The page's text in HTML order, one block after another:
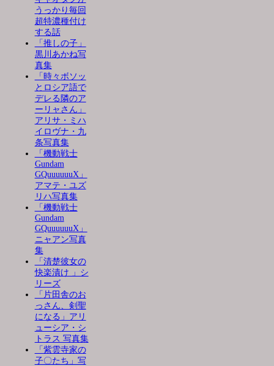
うっかり毎回
超特濃種付け
する話
「推しの子」
黒川あかね写
真集
「時々ボソッ
とロシア語で
デレる隣のア
ーリャさん」
アリサ・ミハ
イロヴナ・九
条写真集
「機動戦士
Gundam
GQuuuuuuX」
アマテ・ユズ
リハ写真集
「機動戦士
Gundam
GQuuuuuuX」
ニャアン写真
集
「清楚彼女の
快楽漬け 」シ
リーズ
「片田舎のお
っさん、剣聖
になる」アリ
ューシア・シ
トラス 写真集
「紫雲寺家の
子〇たち」写